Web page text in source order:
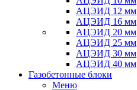
АЦЭИД 12 мм
АЦЭИД 16 мм
АЦЭИД 20 мм
АЦЭИД 25 мм
АЦЭИД 30 мм
АЦЭИД 40 мм
Газобетонные блоки
Меню